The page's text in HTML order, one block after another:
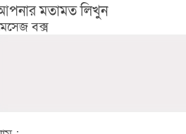
মতামত লিখুন
বক্স